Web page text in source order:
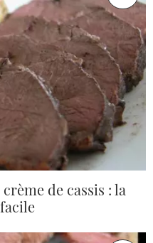
de cassis : la